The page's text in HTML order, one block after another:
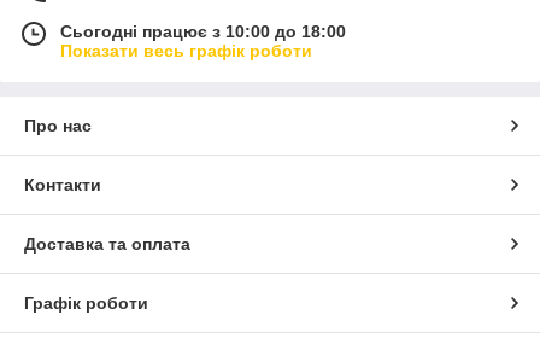
Сьогодні працює з 10:00 до 18:00
Показати весь графік роботи
Про нас
Контакти
Доставка та оплата
Графік роботи